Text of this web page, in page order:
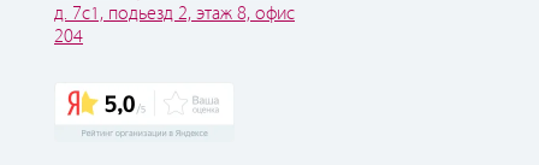
д. 7с1, подьезд 2, этаж 8, офис
204